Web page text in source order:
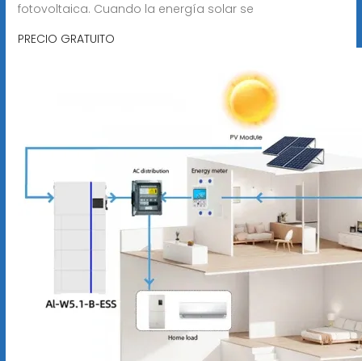
fotovoltaica. Cuando la energía solar se
PRECIO GRATUITO